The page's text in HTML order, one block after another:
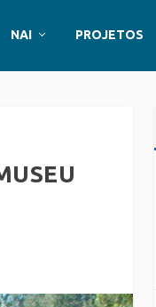
NAI PROJETOS